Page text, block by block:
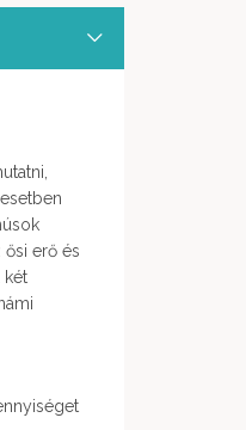
ősi erő és
két